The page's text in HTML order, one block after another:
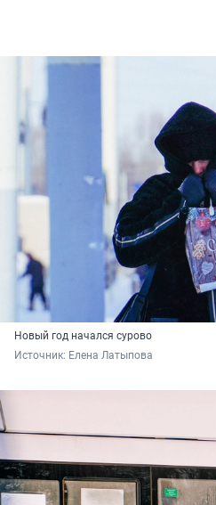
Новый год начался сурово
Источник: Елена Латыпова